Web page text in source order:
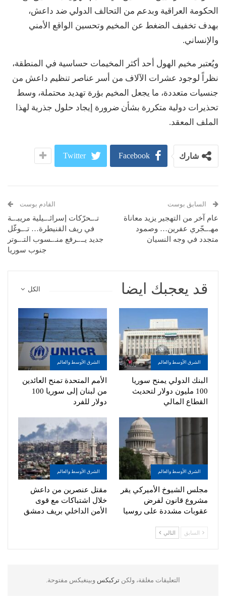
الحكومة العراقية وبدعم من التحالف الدولي ضد داعش،
بهدف تخفيف الضغط عن المخيم وتحسين الواقع الأمني
والإنساني.
ويُعتبر مخيم الهول أحد أكثر المخيمات حساسية في المنطقة،
نظراً لوجود عشرات الآلاف من أسر عناصر تنظيم داعش من
جنسيات متعددة، ما يجعل المخيم بؤرة تهديد محتملة، وسط
تحذيرات دولية متكررة بشأن ضرورة إيجاد حلول جذرية لهذا
الملف المعقد.
شارك Facebook
Twitter
السابق بوست
عام آخر من التهجير يزيد معاناة
مهـ.ـجّري عفرين… وصمود
متجدد في وجه النسيان
القادم بوست
تـ.ـحرّكات إسرائـ.ـيلية مريبـ.ـة
في ريف القنيطرة… تـ.ـوغّل
جديد يــ.ـرفع منـ.ـسوب التـ.ـوتر
جنوب سوريا
الكل قد يعجبك ايضا
الشرق الأوسط والعالم
البنك الدولي يمنح سوريا
100 مليون دولار لتحديث
القطاع المالي
الشرق الأوسط والعالم
الأمم المتحدة تمنح العائدين
من لبنان إلى سوريا 100
دولار للفرد
الشرق الأوسط والعالم
مجلس الشيوخ الأميركي يقر
مشروع قانون لفرض
عقوبات مشددة على روسيا
الشرق الأوسط والعالم
مقتل عنصرين من داعش
خلال اشتباكات مع قوى
الأمن الداخلي بريف دمشق
السابق التالي
التعليقات مغلقة، ولكن تركبكس وبينغبكس مفتوحة.